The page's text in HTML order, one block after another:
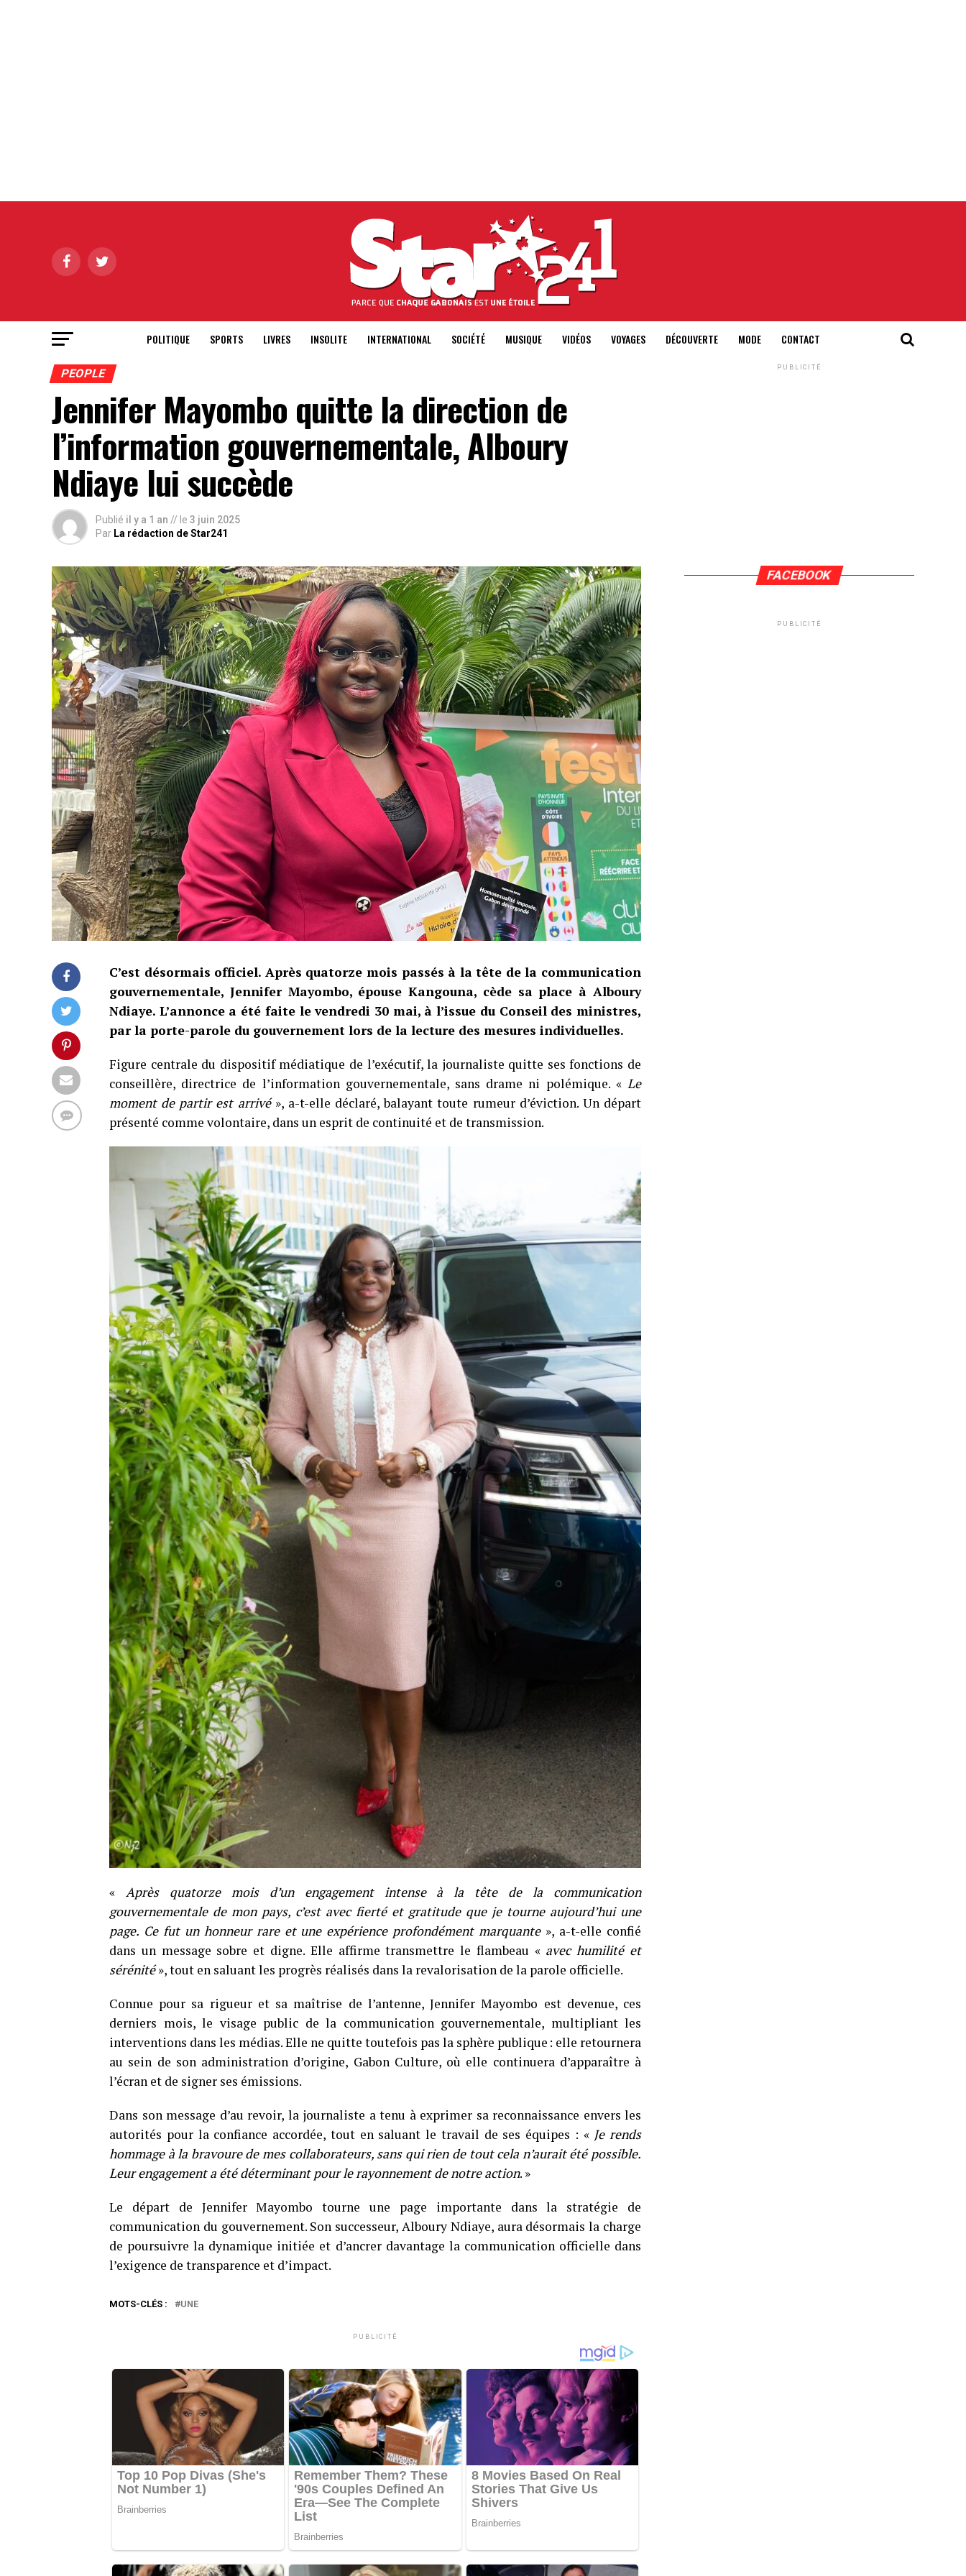
POLITIQUE SPORTS LIVRES INSOLITE INTERNATIONAL SOCIÉTÉ MUSIQUE VIDÉOS VOYAGES DÉCOUVERTE MODE CONTACT
PEOPLE
Jennifer Mayombo quitte la direction de
l’information gouvernementale, Alboury
Ndiaye lui succède
Publié il y a 1 an // le 3 juin 2025
Par La rédaction de Star241
C’est désormais officiel. Après quatorze mois passés à la tête de la communication
gouvernementale, Jennifer Mayombo, épouse Kangouna, cède sa place à Alboury
Ndiaye. L’annonce a été faite le vendredi 30 mai, à l’issue du Conseil des ministres,
par la porte-parole du gouvernement lors de la lecture des mesures individuelles.
Figure centrale du dispositif médiatique de l’exécutif, la journaliste quitte ses fonctions de
conseillère, directrice de l’information gouvernementale, sans drame ni polémique. « Le
moment de partir est arrivé», a-t-elle déclaré, balayant toute rumeur d’éviction. Un départ
présenté comme volontaire, dans un esprit de continuité et de transmission.
« Après quatorze mois d’un engagement intense à la tête de la communication
gouvernementale de mon pays, c’est avec fierté et gratitude que je tourne aujourd’hui une
page. Ce fut un honneur rare et une expérience profondément marquante», a-t-elle confié
dans un message sobre et digne. Elle affirme transmettre le flambeau « avec humilité et
sérénité», tout en saluant les progrès réalisés dans la revalorisation de la parole officielle.
Connue pour sa rigueur et sa maîtrise de l’antenne, Jennifer Mayombo est devenue, ces
derniers mois, le visage public de la communication gouvernementale, multipliant les
interventions dans les médias. Elle ne quitte toutefois pas la sphère publique : elle retournera
au sein de son administration d’origine, Gabon Culture, où elle continuera d’apparaître à
l’écran et de signer ses émissions.
Dans son message d’au revoir, la journaliste a tenu à exprimer sa reconnaissance envers les
autorités pour la confiance accordée, tout en saluant le travail de ses équipes : « Je rends
hommage à la bravoure de mes collaborateurs, sans qui rien de tout cela n’aurait été possible.
Leur engagement a été déterminant pour le rayonnement de notre action. »
Le départ de Jennifer Mayombo tourne une page importante dans la stratégie de
communication du gouvernement. Son successeur, Alboury Ndiaye, aura désormais la charge
de poursuivre la dynamique initiée et d’ancrer davantage la communication officielle dans
l’exigence de transparence et d’impact.
MOTS-CLÉS : UNE
PUBLICITÉ
PUBLICITÉ
FACEBOOK
PUBLICITÉ